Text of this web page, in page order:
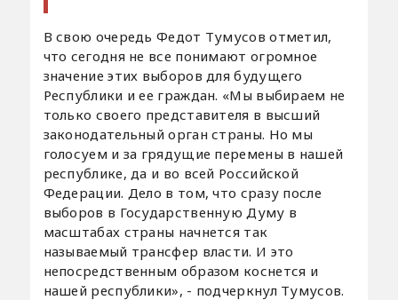
В свою очередь Федот Тумусов отметил,
что сегодня не все понимают огромное
значение этих выборов для будущего
Республики и ее граждан. «Мы выбираем не
только своего представителя в высший
законодательный орган страны. Но мы
голосуем и за грядущие перемены в нашей
республике, да и во всей Российской
Федерации. Дело в том, что сразу после
выборов в Государственную Думу в
масштабах страны начнется так
называемый трансфер власти. И это
непосредственным образом коснется и
нашей республики», - подчеркнул Тумусов.